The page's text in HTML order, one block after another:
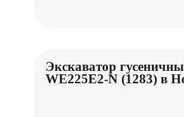
Экскаватор
WE225Е2-N (1283) в